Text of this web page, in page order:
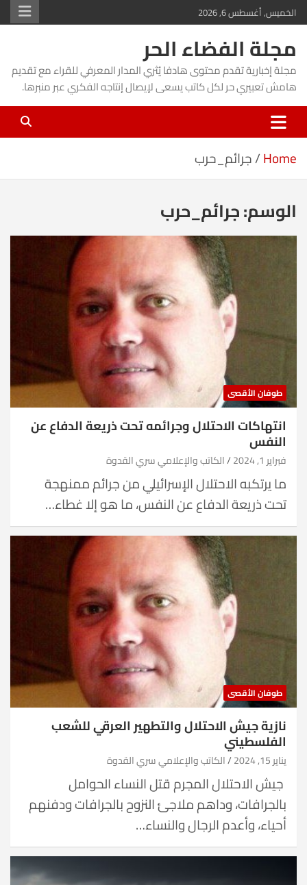
Skip
to
content
الخميس, أغسطس 6, 2026
مجلة الفضاء الحر
مجلة إخبارية تقدم محتوى هادفا يُثري المدار المعرفي للقراء مع تقديم
هامش تعبيري حر لكل كاتب يسعى لإيصال إنتاجه الفكري عبر منبرها.
Home جرائم_حرب
الوسم:جرائم_حرب
طوفان الأقصى
انتهاكات الاحتلال وجرائمه تحت ذريعة الدفاع عن
النفس
فبراير 1, 2024 الكاتب والإعلامي سري القدوة
ما يرتكبه الاحتلال الإسرائيلي من جرائم ممنهجة
تحت ذريعة الدفاع عن النفس، ما هو إلا غطاء…
طوفان الأقصى
نازية جيش الاحتلال والتطهير العرقي للشعب
الفلسطيني
يناير 15, 2024 الكاتب والإعلامي سري القدوة
جيش الاحتلال المجرم قتل النساء الحوامل
بالجرافات، وداهم ملاجئ النزوح بالجرافات ودفنهم
أحياء، وأعدم الرجال والنساء…